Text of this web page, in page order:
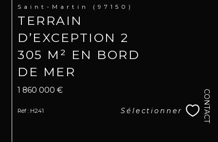
CONTACT
Saint-Martin (97150)
TERRAIN
D’EXCEPTION 2
305 M² EN BORD
DE MER
1 860 000 €
Réf : H241 Sélectionner